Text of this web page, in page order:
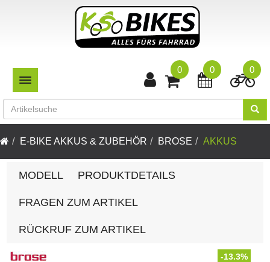
TOGGLE NAVIGATION
0
0
0
E-BIKE AKKUS & ZUBEHÖR BROSE AKKUS
MODELL PRODUKTDETAILS
FRAGEN ZUM ARTIKEL
RÜCKRUF ZUM ARTIKEL
-13.3%